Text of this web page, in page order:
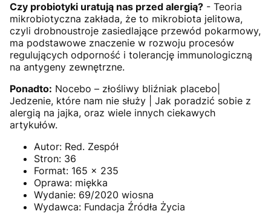
Czy probiotyki uratują nas przed alergią? - Teoria
mikrobiotyczna zakłada, że to mikrobiota jelitowa,
czyli drobnoustroje zasiedlające przewód pokarmowy,
ma podstawowe znaczenie w rozwoju procesów
regulujących odporność i tolerancję immunologiczną
na antygeny zewnętrzne.
Ponadto: Nocebo – złośliwy bliźniak placebo|
Jedzenie, które nam nie służy | Jak poradzić sobie z
alergią na jajka, oraz wiele innych ciekawych
artykułów.
Autor: Red. Zespół
Stron: 36
Format: 165 x 235
Oprawa: miękka
Wydanie: 69/2020 wiosna
Wydawca: Fundacja Źródła Życia